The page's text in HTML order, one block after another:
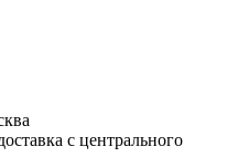
с центрального